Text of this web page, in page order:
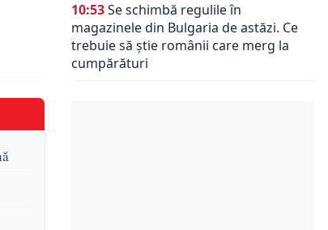
10:53Se schimbă regulile în
magazinele din Bulgaria de astăzi. Ce
trebuie să știe românii care merg la
cumpărături